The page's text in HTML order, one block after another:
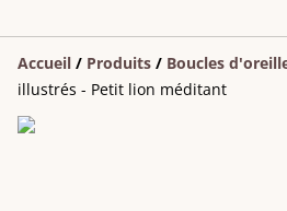
Accueil / Produits / Boucles
illustrés - Petit lion méditant